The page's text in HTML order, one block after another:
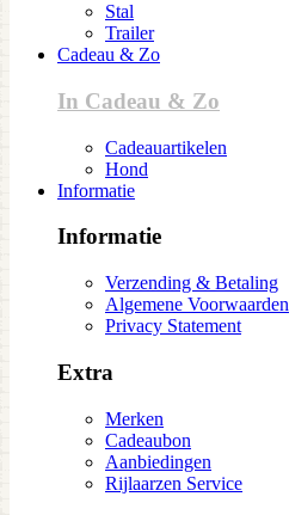
Stal
Trailer
Cadeau & Zo
In Cadeau & Zo
Cadeauartikelen
Hond
Informatie
Informatie
Verzending & Betaling
Algemene Voorwaarden
Privacy Statement
Extra
Merken
Cadeaubon
Aanbiedingen
Rijlaarzen Service